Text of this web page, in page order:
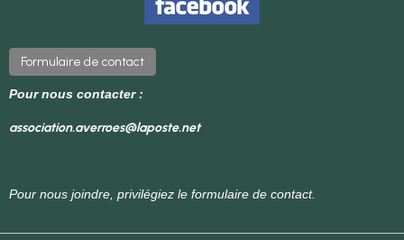
Formulaire de contact
Pour nous contacter :
association.averroes@laposte.net
Pour nous joindre, privilégiez le formulaire de contact.